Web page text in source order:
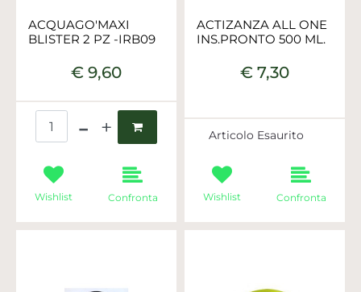
ACQUAGO'MAXI
BLISTER 2 PZ -IRB09
€ 9,60
Wishlist Confronta
ACTIZANZA ALL ONE
INS.PRONTO 500 ML.
€ 7,30
Articolo Esaurito
Wishlist Confronta